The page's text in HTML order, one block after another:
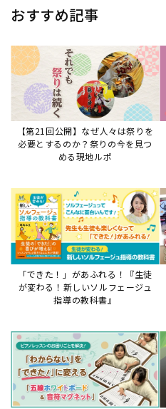
おすすめ記事
【第21回公開】なぜ人々は祭りを
必要とするのか？祭りの今を見つ
める現地ルポ
「できた！」があふれる！『生徒
が変わる！新しいソルフェージュ
指導の教科書』